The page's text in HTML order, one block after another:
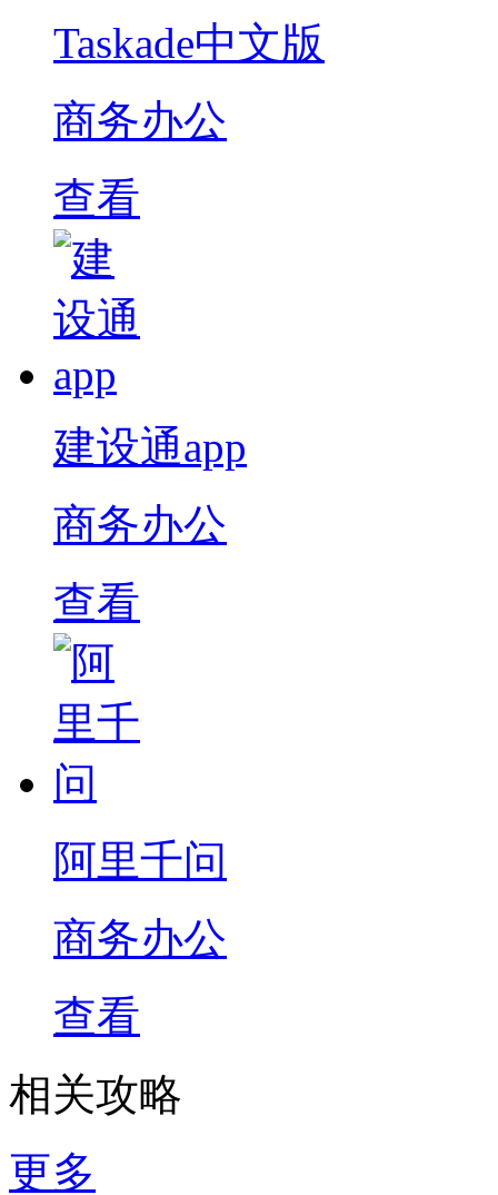
Taskade中文版
商务办公
查看
建设通app
商务办公
查看
阿里千问
商务办公
查看
相关攻略
更多